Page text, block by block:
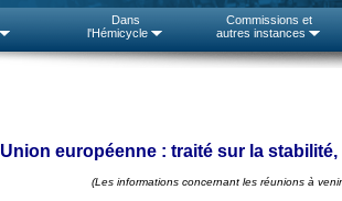
Dans
l'Hémicycle
Commissions et
autres instances
Union européenne : traité sur la
(Les informations concernant les réunions à